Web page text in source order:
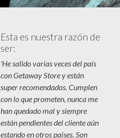
Esta es nuestra razón de
ser:
'He salido varias veces del país
con Getaway Store y están
super recomendados. Cumplen
con lo que prometen, nunca me
han quedado mal y siempre
están pendientes del cliente aún
estando en otros países. Son